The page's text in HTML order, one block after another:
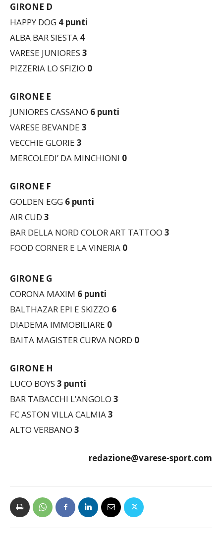
GIRONE D
HAPPY DOG 4 punti
ALBA BAR SIESTA 4
VARESE JUNIORES 3
PIZZERIA LO SFIZIO 0
GIRONE E
JUNIORES CASSANO 6 punti
VARESE BEVANDE 3
VECCHIE GLORIE 3
MERCOLEDI’ DA MINCHIONI 0
GIRONE F
GOLDEN EGG 6 punti
AIR CUD 3
BAR DELLA NORD COLOR ART TATTOO 3
FOOD CORNER E LA VINERIA 0
GIRONE G
CORONA MAXIM 6 punti
BALTHAZAR EPI E SKIZZO 6
DIADEMA IMMOBILIARE 0
BAITA MAGISTER CURVA NORD 0
GIRONE H
LUCO BOYS 3 punti
BAR TABACCHI L’ANGOLO 3
FC ASTON VILLA CALMIA3
ALTO VERBANO 3
redazione@varese-sport.com